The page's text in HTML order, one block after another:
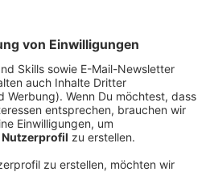
Am besten als „Kung
endlich selber im Rampenlicht
eines realen Verbrechens
ganz neue Chance. Die